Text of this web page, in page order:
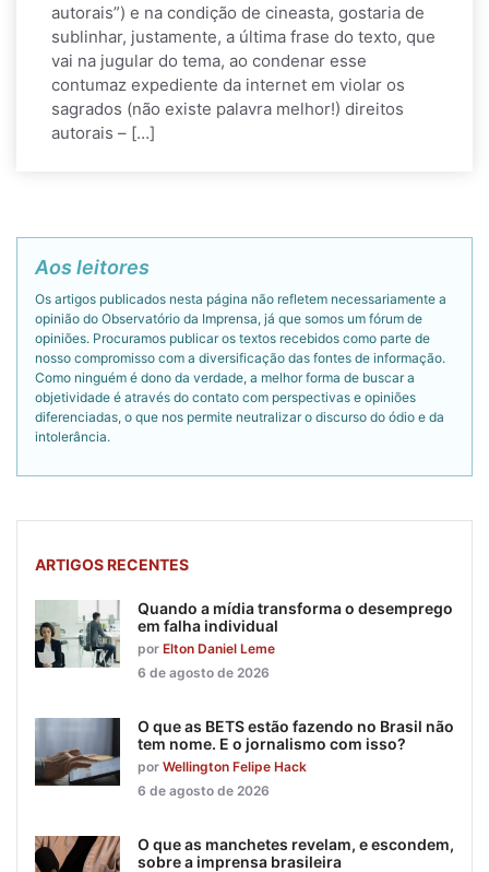
autorais”) e na condição de cineasta, gostaria de
sublinhar, justamente, a última frase do texto, que
vai na jugular do tema, ao condenar esse
contumaz expediente da internet em violar os
sagrados (não existe palavra melhor!) direitos
autorais – […]
Aos leitores
Os artigos publicados nesta página não refletem necessariamente a
opinião do Observatório da Imprensa, já que somos um fórum de
opiniões. Procuramos publicar os textos recebidos como parte de
nosso compromisso com a diversificação das fontes de informação.
Como ninguém é dono da verdade, a melhor forma de buscar a
objetividade é através do contato com perspectivas e opiniões
diferenciadas, o que nos permite neutralizar o discurso do ódio e da
intolerância.
ARTIGOS RECENTES
Quando a mídia transforma o desemprego
em falha individual
por Elton Daniel Leme
6 de agosto de 2026
O que as BETS estão fazendo no Brasil não
tem nome. E o jornalismo com isso?
por Wellington Felipe Hack
6 de agosto de 2026
O que as manchetes revelam, e escondem,
sobre a imprensa brasileira